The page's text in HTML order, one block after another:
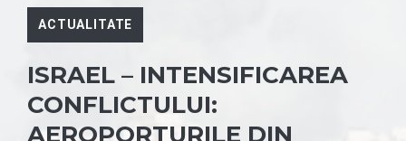
ACTUALITATE
ISRAEL – INTENSIFICAREA
CONFLICTULUI:
AEROPORTURILE DIN